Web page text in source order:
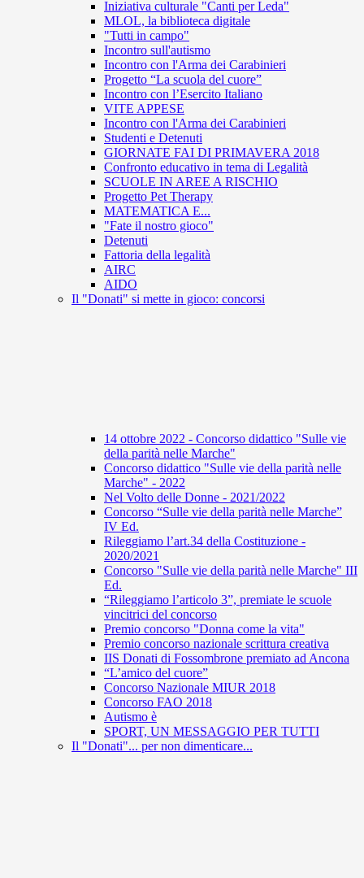
Iniziativa culturale "Canti per Leda"
MLOL, la biblioteca digitale
"Tutti in campo"
Incontro sull'autismo
Incontro con l'Arma dei Carabinieri
Progetto “La scuola del cuore”
Incontro con l’Esercito Italiano
VITE APPESE
Incontro con l'Arma dei Carabinieri
Studenti e Detenuti
GIORNATE FAI DI PRIMAVERA 2018
Confronto educativo in tema di Legalità
SCUOLE IN AREE A RISCHIO
Progetto Pet Therapy
MATEMATICA E...
"Fate il nostro gioco"
Detenuti
Fattoria della legalità
AIRC
AIDO
Il "Donati" si mette in gioco: concorsi
14 ottobre 2022 - Concorso didattico "Sulle vie
della parità nelle Marche"
Concorso didattico "Sulle vie della parità nelle
Marche" - 2022
Nel Volto delle Donne - 2021/2022
Concorso “Sulle vie della parità nelle Marche”
IV Ed.
Rileggiamo l’art.34 della Costituzione -
2020/2021
Concorso "Sulle vie della parità nelle Marche" III
Ed.
“Rileggiamo l’articolo 3”, premiate le scuole
vincitrici del concorso
Premio concorso "Donna come la vita"
Premio concorso nazionale scrittura creativa
IIS Donati di Fossombrone premiato ad Ancona
“L’amico del cuore”
Concorso Nazionale MIUR 2018
Concorso FAO 2018
Autismo è
SPORT, UN MESSAGGIO PER TUTTI
Il "Donati"... per non dimenticare...